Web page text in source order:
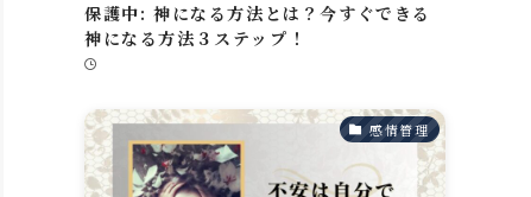
保護中: 神になる方法とは？今すぐできる
神になる方法３ステップ！
感情管理